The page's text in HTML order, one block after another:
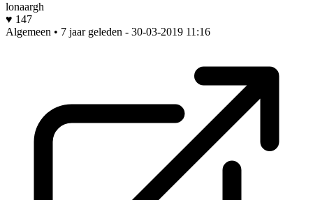
lonaargh
♥ 147
Algemeen • 7 jaar geleden - 30-03-2019 11:16